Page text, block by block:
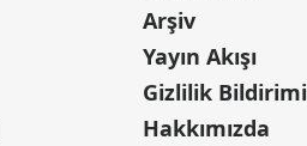
Arşiv
Yayın Akışı
Gizlilik Bildirimi
Hakkımızda